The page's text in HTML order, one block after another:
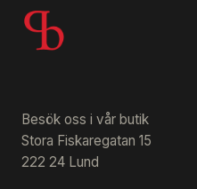
Besök oss i vår butik
Stora Fiskaregatan 15
222 24 Lund